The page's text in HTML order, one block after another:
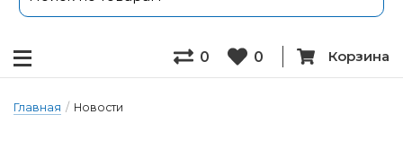
0 0 Корзина
Главная / Новости